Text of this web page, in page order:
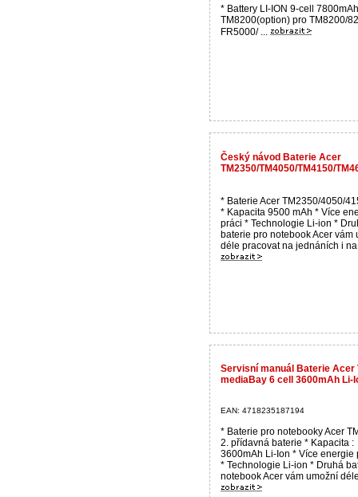
* Battery LI-ION 9-cell 7800mAh
TM8200(option) pro TM8200/
FR5000/ ...
Český návod Baterie Acer
TM2350/TM4050/TM4150/
* Baterie Acer TM2350/4050/
* Kapacita 9500 mAh * Více
práci * Technologie Li-ion *
baterie pro notebook Acer vám
déle pracovat na jednáních i na
Servisní manuál Baterie Acer
mediaBay 6 cell 3600mAh Li-
EAN: 4718235187194
* Baterie pro notebooky Acer
2. přídavná baterie * Kapacita :
3600mAh Li-Ion * Více energie
* Technologie Li-ion * Druhá
notebook Acer vám umožní